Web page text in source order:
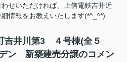
せいただければ、上信電鉄吉井近
情報をお教えいたします(*^_^*)
吉井川第3 ４号棟(全５
ン 新築建売分譲のコメン